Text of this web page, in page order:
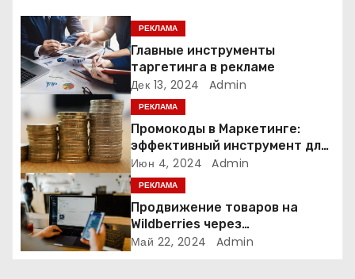
я
п
о
з
а
п
и
с
РЕКЛАМА
Главные инструменты
таргетинга в рекламе
Дек 13, 2024 Admin
РЕКЛАМА
Промокоды в Маркетинге:
эффективный инструмент для
увеличения продаж и
привлечения клиентов
Июн 4, 2024 Admin
РЕКЛАМА
Продвижение товаров на
Wildberries через
Яндекс.Директ в 2024 году:
Май 22, 2024 Admin